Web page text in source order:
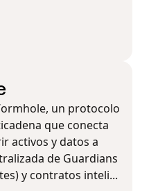
un protocolo
que conecta
activos y datos a
de Guardians
y contratos inteli...